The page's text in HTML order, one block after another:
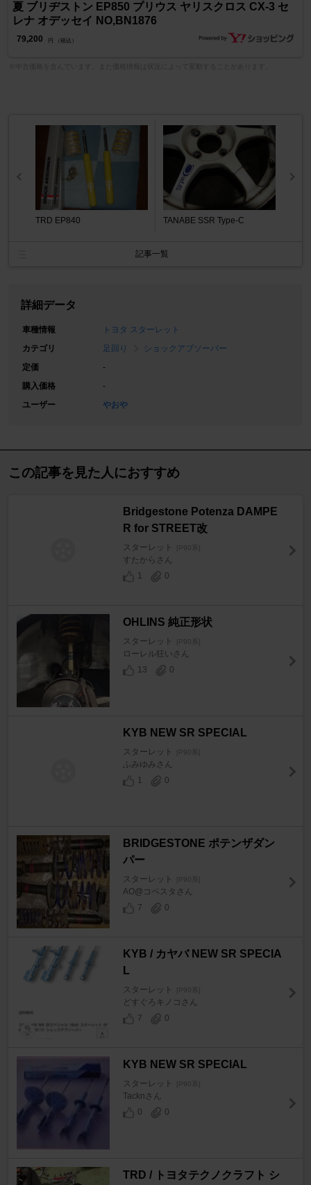
夏 ブリヂストン EP850 プリウス ヤリスクロス CX-3 セ
レナ オデッセイ NO,BN1876
79,200 円 （税込）
TRD EP840 TANABE SSR Type-C
記事一覧
詳細データ
車種情報
トヨタ スターレット
カテゴリ
足回り
ショックアブソーバー
定価
-
購入価格
-
ユーザー
やおや
この記事を見た人におすすめ
Bridgestone Potenza DAMPE
R for STREET改
スターレット [P90系]
すたからさん
1
0
OHLINS 純正形状
スターレット [P90系]
ローレル狂いさん
13
0
KYB NEW SR SPECIAL
スターレット [P90系]
ふみゆみさん
1
0
BRIDGESTONE ポテンザダン
パー
スターレット [P90系]
AO@コペスタさん
7
0
KYB / カヤバ NEW SR SPECIA
L
スターレット [P90系]
どすぐろキノコさん
7
0
KYB NEW SR SPECIAL
スターレット [P90系]
Tacknさん
0
0
TRD / トヨタテクノクラフト シ